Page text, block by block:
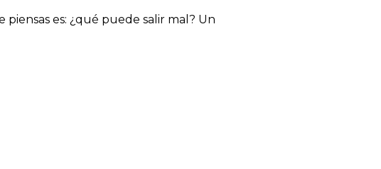
es: ¿qué puede salir mal? Un